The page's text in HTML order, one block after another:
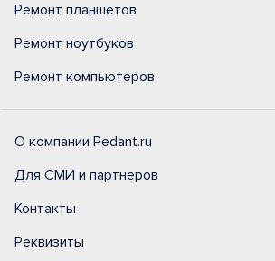
Ремонт планшетов
Ремонт ноутбуков
Ремонт компьютеров
О компании Pedant.ru
Для СМИ и партнеров
Контакты
Реквизиты